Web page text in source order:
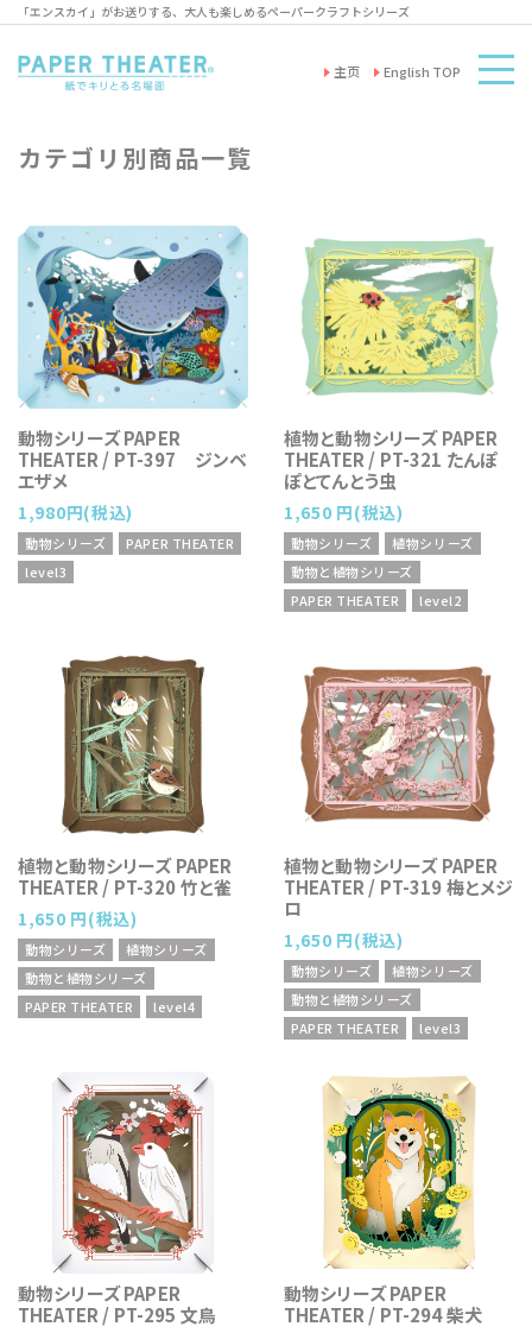
「エンスカイ」がお送りする、大人も楽しめるペーパークラフトシリーズ
主页 English TOP
カテゴリ別商品一覧
動物シリーズ PAPER
THEATER / PT-397 ジンベ
エザメ
1,980円(税込)
動物シリーズ
PAPER THEATER
level3
植物と動物シリーズ PAPER
THEATER / PT-321 たんぽ
ぽとてんとう虫
1,650 円(税込)
動物シリーズ
植物シリーズ
動物と植物シリーズ
PAPER THEATER
level2
植物と動物シリーズ PAPER
THEATER / PT-320 竹と雀
1,650 円(税込)
動物シリーズ
植物シリーズ
動物と植物シリーズ
PAPER THEATER
level4
植物と動物シリーズ PAPER
THEATER / PT-319 梅とメジ
ロ
1,650 円(税込)
動物シリーズ
植物シリーズ
動物と植物シリーズ
PAPER THEATER
level3
動物シリーズ PAPER
THEATER / PT-295 文鳥
動物シリーズ PAPER
THEATER / PT-294 柴犬